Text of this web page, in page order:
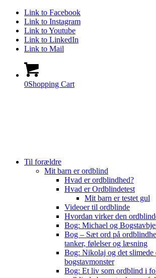
Link to Facebook
Link to Instagram
Link to Youtube
Link to LinkedIn
Link to Mail
0Shopping Cart
Til forældre
Mit barn er ordblind
Hvad er ordblindhed?
Hvad er Ordblindetest
Mit barn er testet gul
Videoer til ordblinde
Hvordan virker den
Bog: Michael og
Bog – Sæt ord på
tanker, følelser og læsning
Bog: Nikolaj og det slimede
bogstavmonster
Bog: Et liv som ordblind i